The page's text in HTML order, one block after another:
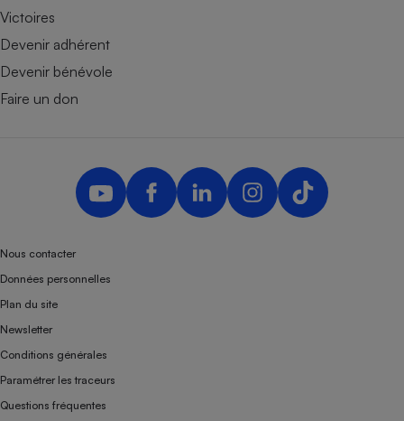
Victoires
Devenir adhérent
Devenir bénévole
Faire un don
Nous contacter
Données personnelles
Plan du site
Newsletter
Conditions générales
Paramétrer les traceurs
Questions fréquentes